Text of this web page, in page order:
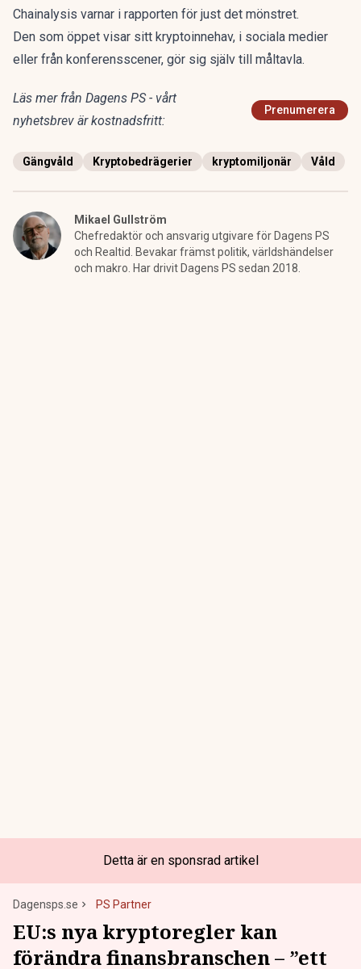
Chainalysis varnar i rapporten för just det mönstret.
Den som öppet visar sitt kryptoinnehav, i sociala medier
eller från konferensscener, gör sig själv till måltavla.
Läs mer från Dagens PS - vårt
nyhetsbrev är kostnadsfritt:
Prenumerera
Gängvåld Kryptobedrägerier kryptomiljonär Våld
Mikael Gullström
Chefredaktör och ansvarig utgivare för Dagens PS
och Realtid. Bevakar främst politik, världshändelser
och makro. Har drivit Dagens PS sedan 2018.
Detta är en sponsrad artikel
Dagensps.se PS Partner
EU:s nya kryptoregler kan
förändra finansbranschen – ”ett